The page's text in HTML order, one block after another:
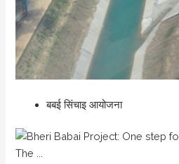
बबई सिंचाइ आयोजना